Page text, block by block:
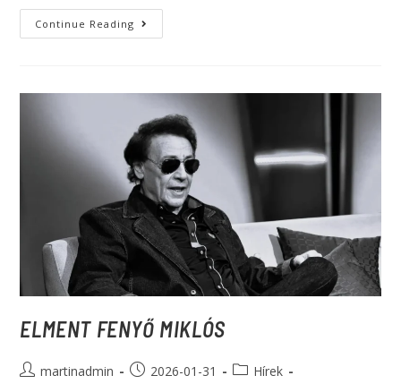
Continue Reading
ELMENT FENYŐ MIKLÓS
martinadmin 2026-01-31
Hírek